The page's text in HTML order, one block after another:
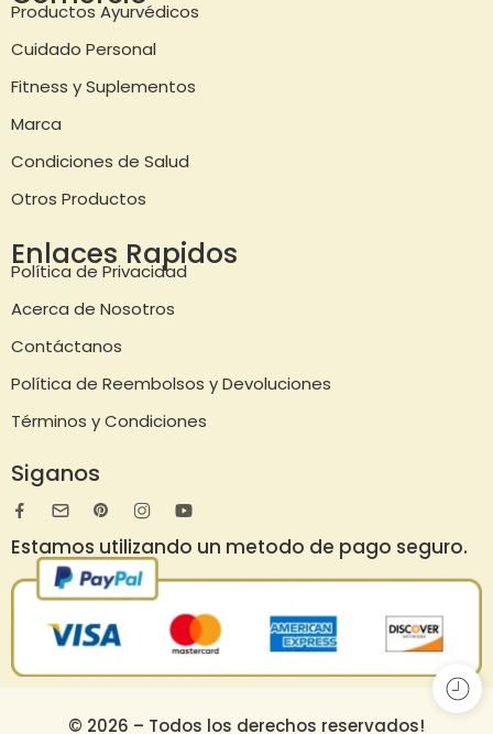
Productos Ayurvédicos
Cuidado Personal
Fitness y Suplementos
Marca
Condiciones de Salud
Otros Productos
Enlaces Rapidos
Política de Privacidad
Acerca de Nosotros
Contáctanos
Política de Reembolsos y Devoluciones
Términos y Condiciones
Siganos
Estamos utilizando un metodo de pago seguro.
© 2026 – Todos los derechos reservados!